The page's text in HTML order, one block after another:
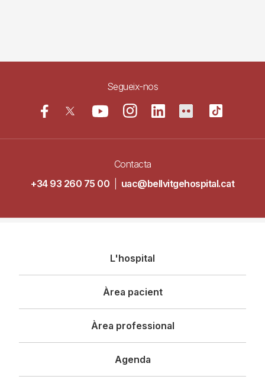
Segueix-nos
Contacta
+34 93 260 75 00
uac@bellvitgehospital.cat
principal
L'hospital
Àrea pacient
Àrea professional
Agenda